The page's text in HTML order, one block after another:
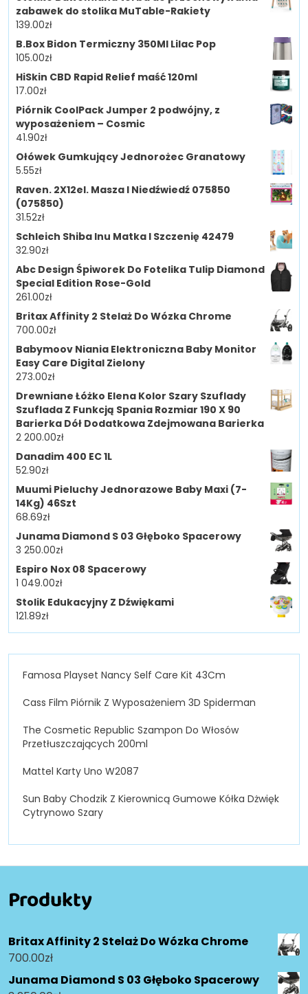
zabawek do stolika MuTable-Rakiety
139.00zł
B.Box Bidon Termiczny 350Ml Lilac Pop
105.00zł
HiSkin CBD Rapid Relief maść 120ml
17.00zł
Piórnik CoolPack Jumper 2 podwójny, z
wyposażeniem – Cosmic
41.90zł
Ołówek Gumkujący Jednorożec Granatowy
5.55zł
Raven. 2X12el. Masza I Niedźwiedź 075850
(075850)
31.52zł
Schleich Shiba Inu Matka I Szczenię 42479
32.90zł
Abc Design Śpiworek Do Fotelika Tulip Diamond
Special Edition Rose-Gold
261.00zł
Britax Affinity 2 Stelaż Do Wózka Chrome
700.00zł
Babymoov Niania Elektroniczna Baby Monitor
Easy Care Digital Zielony
273.00zł
Drewniane Łóżko Elena Kolor Szary Szuflady
Szuflada Z Funkcją Spania Rozmiar 190 X 90
Barierka Dół Dodatkowa Zdejmowana Barierka
2 200.00zł
Danadim 400 EC 1L
52.90zł
Muumi Pieluchy Jednorazowe Baby Maxi (7-
14Kg) 46Szt
68.69zł
Junama Diamond S 03 Głęboko Spacerowy
3 250.00zł
Espiro Nox 08 Spacerowy
1 049.00zł
Stolik Edukacyjny Z Dźwiękami
121.89zł
Famosa Playset Nancy Self Care Kit 43Cm
Cass Film Piórnik Z Wyposażeniem 3D Spiderman
The Cosmetic Republic Szampon Do Włosów
Przetłuszczających 200ml
Mattel Karty Uno W2087
Sun Baby Chodzik Z Kierownicą Gumowe Kółka Dżwięk
Cytrynowo Szary
Produkty
Britax Affinity 2 Stelaż Do Wózka Chrome
700.00zł
Junama Diamond S 03 Głęboko Spacerowy